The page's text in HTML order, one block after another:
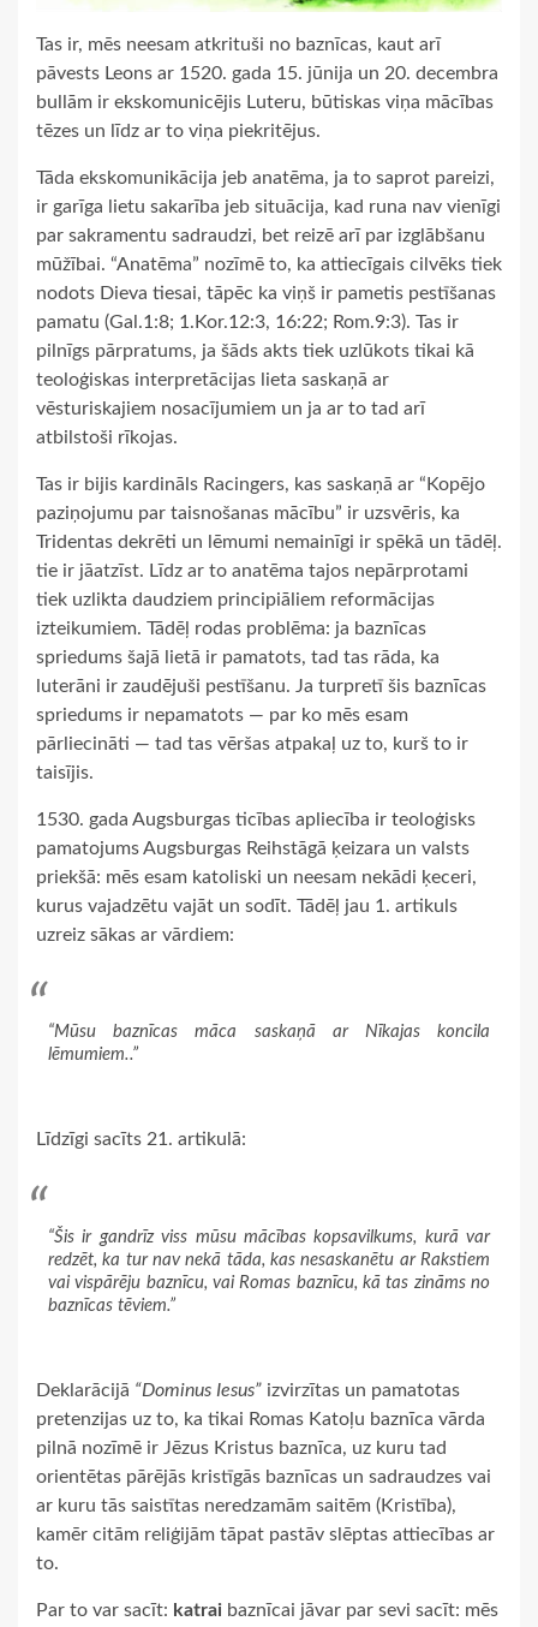
Tas ir, mēs neesam atkrituši no baznīcas, kaut arī
pāvests Leons ar 1520. gada 15. jūnija un 20. decembra
bullām ir ekskomunicējis Luteru, būtiskas viņa mācības
tēzes un līdz ar to viņa piekritējus.
Tāda ekskomunikācija jeb anatēma, ja to saprot pareizi,
ir garīga lietu sakarība jeb situācija, kad runa nav vienīgi
par sakramentu sadraudzi, bet reizē arī par izglābšanu
mūžībai. “Anatēma” nozīmē to, ka attiecīgais cilvēks tiek
nodots Dieva tiesai, tāpēc ka viņš ir pametis pestīšanas
pamatu (Gal.1:8; 1.Kor.12:3, 16:22; Rom.9:3). Tas ir
pilnīgs pārpratums, ja šāds akts tiek uzlūkots tikai kā
teoloģiskas interpretācijas lieta saskaņā ar
vēsturiskajiem nosacījumiem un ja ar to tad arī
atbilstoši rīkojas.
Tas ir bijis kardināls Racingers, kas saskaņā ar “Kopējo
paziņojumu par taisnošanas mācību” ir uzsvēris, ka
Tridentas dekrēti un lēmumi nemainīgi ir spēkā un tādēļ.
tie ir jāatzīst. Līdz ar to anatēma tajos nepārprotami
tiek uzlikta daudziem principiāliem reformācijas
izteikumiem. Tādēļ rodas problēma: ja baznīcas
spriedums šajā lietā ir pamatots, tad tas rāda, ka
luterāni ir zaudējuši pestīšanu. Ja turpretī šis baznīcas
spriedums ir nepamatots — par ko mēs esam
pārliecināti — tad tas vēršas atpakaļ uz to, kurš to ir
taisījis.
1530. gada Augsburgas ticības apliecība ir teoloģisks
pamatojums Augsburgas Reihstāgā ķeizara un valsts
priekšā: mēs esam katoliski un neesam nekādi ķeceri,
kurus vajadzētu vajāt un sodīt. Tādēļ jau 1. artikuls
uzreiz sākas ar vārdiem:
“Mūsu baznīcas māca saskaņā ar Nīkajas koncila
lēmumiem..”
Līdzīgi sacīts 21. artikulā:
“Šis ir gandrīz viss mūsu mācības kopsavilkums, kurā var
redzēt, ka tur nav nekā tāda, kas nesaskanētu ar Rakstiem
vai vispārēju baznīcu, vai Romas baznīcu, kā tas zināms no
baznīcas tēviem.”
Deklarācijā “Dominus Iesus” izvirzītas un pamatotas
pretenzijas uz to, ka tikai Romas Katoļu baznīca vārda
pilnā nozīmē ir Jēzus Kristus baznīca, uz kuru tad
orientētas pārējās kristīgās baznīcas un sadraudzes vai
ar kuru tās saistītas neredzamām saitēm (Kristība),
kamēr citām reliģijām tāpat pastāv slēptas attiecības ar
to.
Par to var sacīt: katrai baznīcai jāvar par sevi sacīt: mēs